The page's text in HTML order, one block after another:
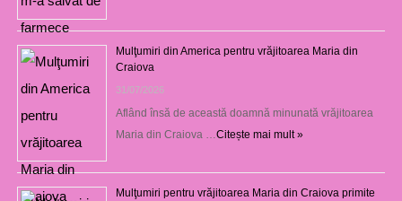
Mulţumiri din America pentru vrăjitoarea Maria din
Craiova
31/07/2026
Aflând însă de această doamnă minunată vrăjitoarea
Maria din Craiova … Citește mai mult »
Mulţumiri pentru vrăjitoarea Maria din Craiova primite